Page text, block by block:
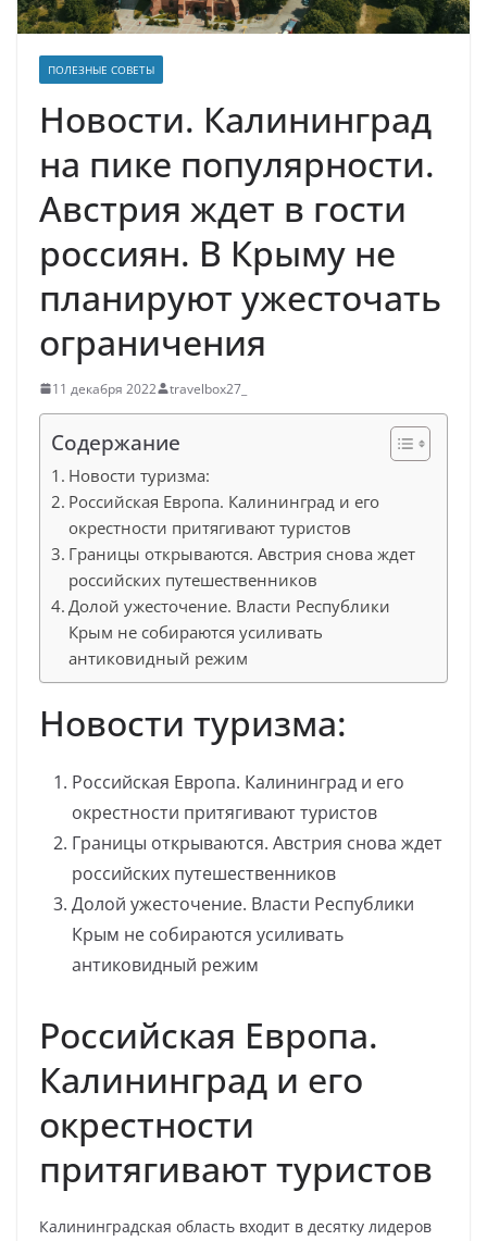
ПОЛЕЗНЫЕ СОВЕТЫ
Новости. Калининград
на пике популярности.
Австрия ждет в гости
россиян. В Крыму не
планируют ужесточать
ограничения
11 декабря 2022 travelbox27_
Содержание
Новости туризма:
Российская Европа. Калининград и его
окрестности притягивают туристов
Границы открываются. Австрия снова ждет
российских путешественников
Долой ужесточение. Власти Республики
Крым не собираются усиливать
антиковидный режим
Новости туризма:
Российская Европа. Калининград и его
окрестности притягивают туристов
Границы открываются. Австрия снова ждет
российских путешественников
Долой ужесточение. Власти Республики
Крым не собираются усиливать
антиковидный режим
Российская Европа.
Калининград и его
окрестности
притягивают туристов
Калининградская область входит в десятку лидеров